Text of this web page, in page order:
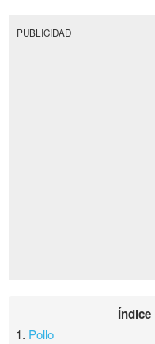
PUBLICIDAD
Índice
1. Pollo